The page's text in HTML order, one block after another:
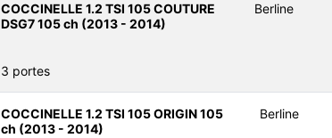
COCCINELLE 1.2 TSI 105 COUTURE
DSG7 105 ch (2013 - 2014)
Berline
3 portes
COCCINELLE 1.2 TSI 105 ORIGIN 105
ch (2013 - 2014)
Berline